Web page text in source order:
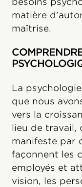
matière
maîtrise.
La
que nous
vers la
lieu de travail,
manifeste par
façonnent les
employés et
vision, les